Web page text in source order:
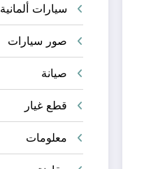
سيارات ألمانية
صور سيارات
صيانة
قطع غيار
معلومات